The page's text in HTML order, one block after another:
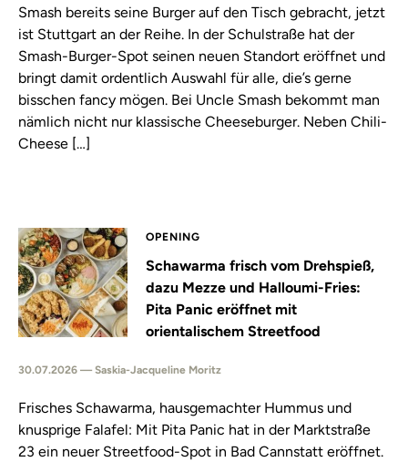
Smash bereits seine Burger auf den Tisch gebracht, jetzt
ist Stuttgart an der Reihe. In der Schulstraße hat der
Smash-Burger-Spot seinen neuen Standort eröffnet und
bringt damit ordentlich Auswahl für alle, die’s gerne
bisschen fancy mögen. Bei Uncle Smash bekommt man
nämlich nicht nur klassische Cheeseburger. Neben Chili-
Cheese […]
OPENING
Schawarma frisch vom Drehspieß,
dazu Mezze und Halloumi-Fries:
Pita Panic eröffnet mit
orientalischem Streetfood
30.07.2026 — Saskia-Jacqueline Moritz
Frisches Schawarma, hausgemachter Hummus und
knusprige Falafel: Mit Pita Panic hat in der Marktstraße
23 ein neuer Streetfood-Spot in Bad Cannstatt eröffnet.